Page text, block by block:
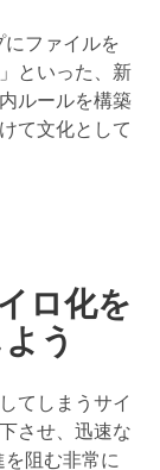
にファイルを
といった、新
ルールを構築
て文化として
ロ化を
う
てしまうサイ
させ、迅速な
阻む非常に